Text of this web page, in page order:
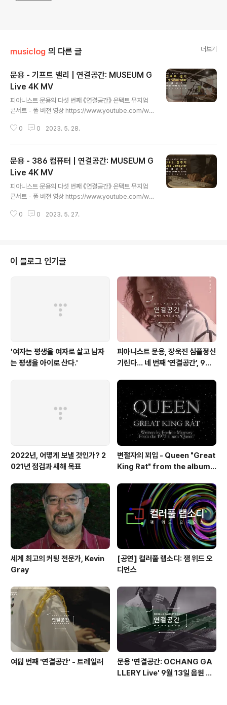
musiclog 의 다른 글 더보기
문용 - 기프트 밸리 | 연결공간: MUSEUM G
Live 4K MV
피아니스트 문용의 다섯 번째 《연결공간》 온택트 뮤지엄
콘서트 - 풀 버전 영상 https://www.youtube.com/wa
e》 앨범 유튜브 https://youtube.com/playlist?list=O
bit.ly/3n5uIfH 작곡・편곡・연주 문용(moonyong) 기
획・대본, 디자인・모션그래픽 김문용 연출・의상 장초영
(TAra) 영상 유영균 STUDIO2F 음향 곽동준 K SOUND
촬영 유영균, 서두리 연출보조 임미영 | 음향보조 노진아 영
상 재편집 김문용 협력 이슬찬 큐레이터 [ ..
0 0 2023. 5. 28.
문용 - 386 컴퓨터 | 연결공간: MUSEUM G
Live 4K MV
피아니스트 문용의 다섯 번째 《연결공간》 온택트 뮤지엄
콘서트 - 풀 버전 영상 https://www.youtube.com/wa
e》 앨범 유튜브 https://youtube.com/playlist?list=O
획・대본, 디자인・모션그래픽 김문용 연출・의상 장초영
(TAra) 영상 유영균 STUDIO2F 음향 곽동준 K SOUND
촬영 유영균, 서두리 연출보조 임미영 | 음향보조 노진아 영
0 0 2023. 5. 27.
이 블로그 인기글
'여자는 평생을 여자로 살고 남자
는 평생을 아이로 산다.'
피아니스트 문용, 장욱진 심플정신
기린다… 네 번째 ‘연결공간’, 9월
2022년, 어떻게 보낼 것인가? 2
021년 점검과 새해 목표
변절자의 꾀임 - Queen "Great
King Rat" from the album
세계 최고의 커팅 전문가, Kevin
Gray
[공연] 컬러풀 랩소디: 잼 위드 오
디언스
여덟 번째 '연결공간' - 트레일러
문용 '연결공간: OCHANG GA
LLERY Live' 9월 13일 음원 발